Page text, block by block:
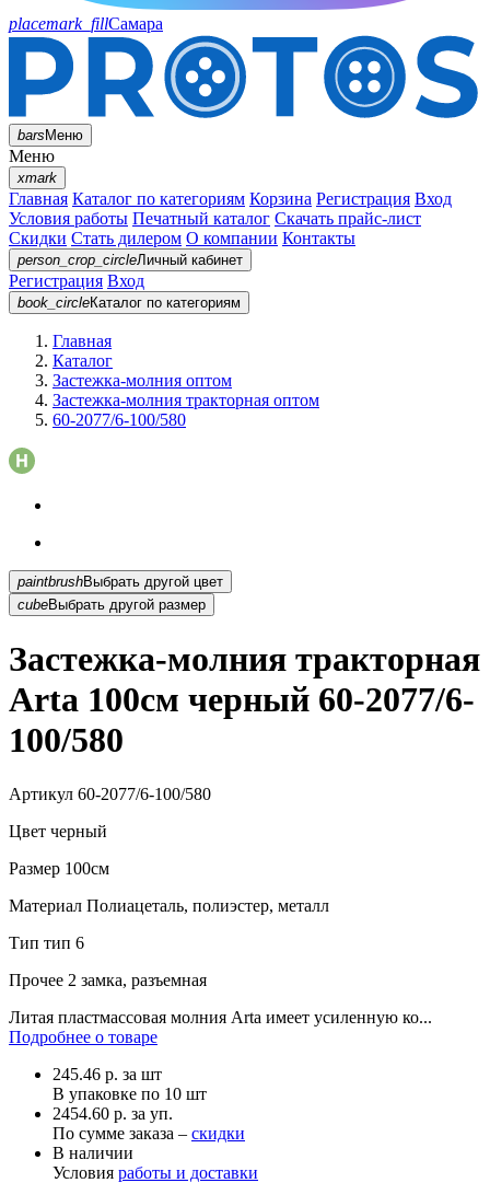
placemark_fillСамара
barsМеню
Меню
xmark
Главная Каталог по категориям Корзина Регистрация Вход
Условия работы Печатный каталог Скачать прайс-лист
Скидки Стать дилером О компании Контакты
person_crop_circleЛичный кабинет
Регистрация Вход
book_circleКаталог по категориям
Главная
Каталог
Застежка-молния оптом
Застежка-молния тракторная оптом
60-2077/6-100/580
paintbrush
Выбрать другой цвет
cubeВыбрать другой размер
Застежка-молния тракторная
Arta 100см черный 60-2077/6-
100/580
Артикул 60-2077/6-100/580
Цвет черный
Размер 100см
Материал Полиацеталь, полиэстер, металл
Тип тип 6
Прочее 2 замка, разъемная
Литая пластмассовая молния Arta имеет усиленную ко...
Подробнее о товаре
245.46 р. за шт
В упаковке по 10 шт
2454.60 р. за уп.
По сумме заказа – скидки
В наличии
Условия работы и доставки